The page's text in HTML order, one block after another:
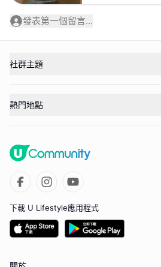
發表第一個留言...
社群主題
熱門地點
下載 U Lifestyle應用程式